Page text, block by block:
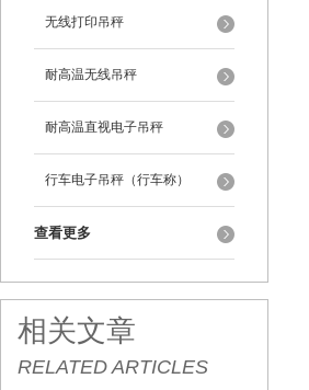
无线打印吊秤
耐高温无线吊秤
耐高温直视电子吊秤
行车电子吊秤（行车称）
查看更多
相关文章
RELATED ARTICLES